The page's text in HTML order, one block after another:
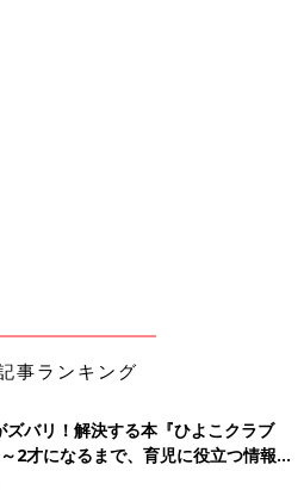
ティックラー症候群1型を含む、2
の代表的な症状に低身長があります
らは「成長に従い、身長はそこそ
ですが、らんは現在小学6年で身長
子と同じです。
事ランキング
ズバリ！解決する本『ひよこクラブ
2才になるまで、育児に役立つ情報が